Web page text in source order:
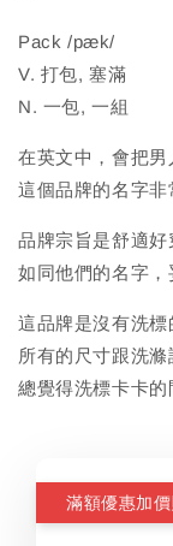
Pack /pæk/
V. 打包, 塞滿
N. 一包, 一組
在英文中，會把男
這個品牌的名字非
品牌宗旨是舒適好
如同他們的名字，
這品牌是沒有洗標
所有的尺寸跟洗滌
總覺得洗標卡卡的
滿額優惠加價